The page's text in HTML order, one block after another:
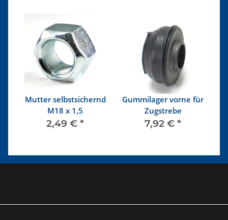
Mutter selbstsichernd
M18 x 1,5
2,49 € *
Gummilager vorne für
Zugstrebe
7,92 € *